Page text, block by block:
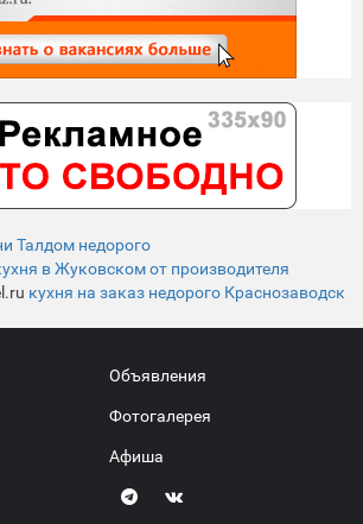
Талдом недорого
в Жуковском от производителя
кухня на заказ недорого Краснозаводск
Объявления
Фотогалерея
Афиша